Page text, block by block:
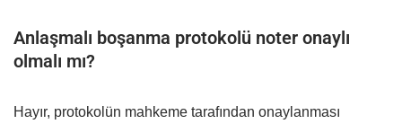
Anlaşmalı boşanma protokolü noter onaylı
olmalı mı?
Hayır, protokolün mahkeme tarafından onaylanması